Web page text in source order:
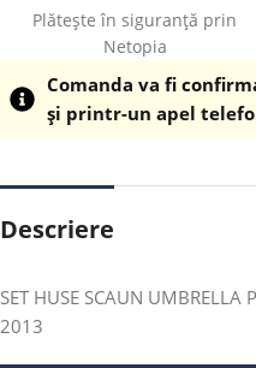
Plătește în siguranță prin
Netopia
Comanda va fi
și printr-un apel
Descriere
SET HUSE SCAUN
2013